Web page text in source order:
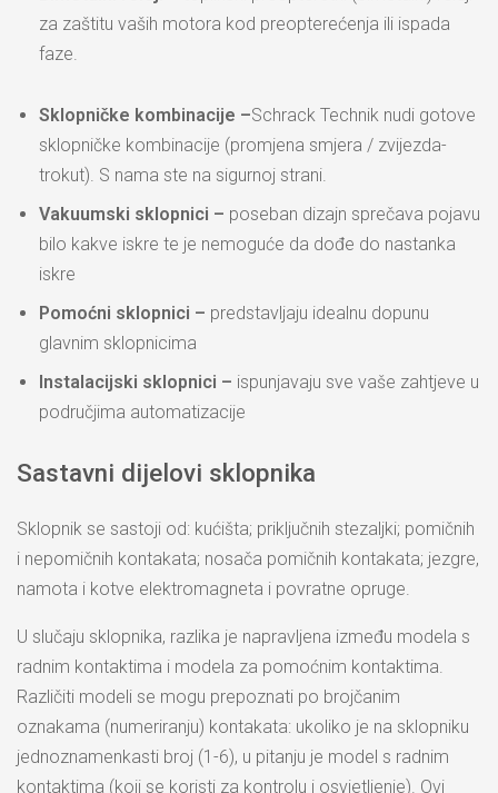
za zaštitu vaših motora kod preopterećenja ili ispada
faze.
Sklopničke kombinacije –Schrack Technik nudi gotove
sklopničke kombinacije (promjena smjera / zvijezda-
trokut). S nama ste na sigurnoj strani.
Vakuumski sklopnici – poseban dizajn sprečava pojavu
bilo kakve iskre te je nemoguće da dođe do nastanka
iskre
Pomoćni sklopnici – predstavljaju idealnu dopunu
glavnim sklopnicima
Instalacijski sklopnici – ispunjavaju sve vaše zahtjeve u
područjima automatizacije
Sastavni dijelovi sklopnika
Sklopnik se sastoji od: kućišta; priključnih stezaljki; pomičnih
i nepomičnih kontakata; nosača pomičnih kontakata; jezgre,
namota i kotve elektromagneta i povratne opruge.
U slučaju sklopnika, razlika je napravljena između modela s
radnim kontaktima i modela za pomoćnim kontaktima.
Različiti modeli se mogu prepoznati po brojčanim
oznakama (numeriranju) kontakata: ukoliko je na sklopniku
jednoznamenkasti broj (1-6), u pitanju je model s radnim
kontaktima (koji se koristi za kontrolu i osvjetljenje). Ovi